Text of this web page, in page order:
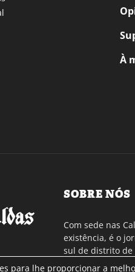
À
SOBRE NÓS
Com sede nas
existência, é o
sul de distrito de
a região Oeste.
para lhe proporcionar a